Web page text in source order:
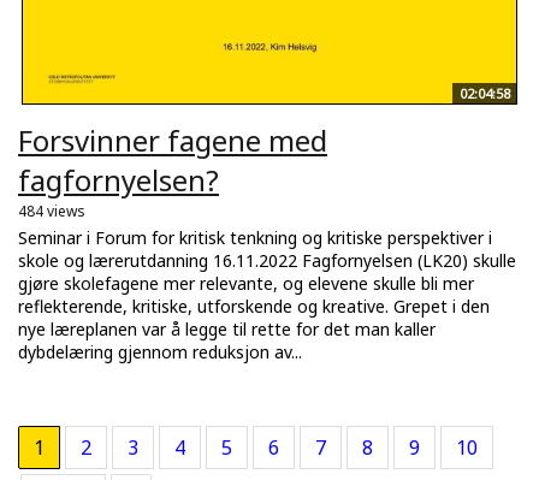
02:04:58
Forsvinner fagene med
fagfornyelsen?
484 views
Seminar i Forum for kritisk tenkning og kritiske perspektiver i
skole og lærerutdanning 16.11.2022 Fagfornyelsen (LK20) skulle
gjøre skolefagene mer relevante, og elevene skulle bli mer
reflekterende, kritiske, utforskende og kreative. Grepet i den
nye læreplanen var å legge til rette for det man kaller
dybdelæring gjennom reduksjon av...
1 2 3 4 5 6 7 8 9
10